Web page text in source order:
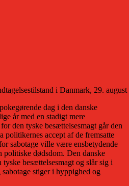
i Danmark, 29. august
dag i den danske
år med en stadigt mere
den tyske besættelsesmagt går den
politikernes accept af de fremsatte
sabotage ville være ensbetydende
politiske dødsdom. Den danske
besættelsesmagt og slår sig i
stiger i hyppighed og